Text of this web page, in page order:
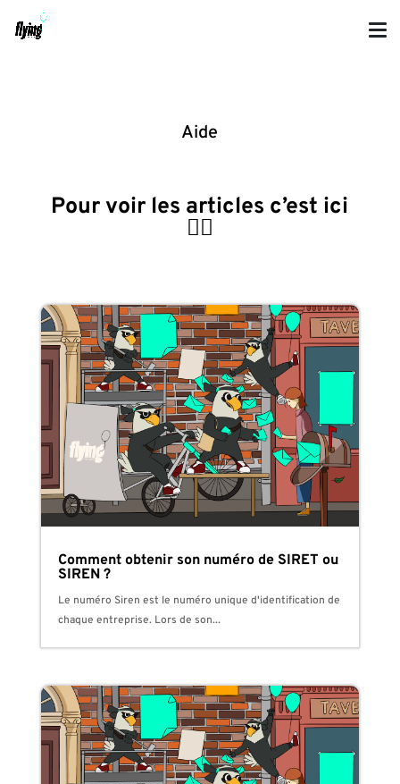
Aide
Pour voir les articles c’est ici
👇🏼
Comment obtenir son numéro de SIRET ou
SIREN ?
Le numéro Siren est le numéro unique d'identification de
chaque entreprise. Lors de son...